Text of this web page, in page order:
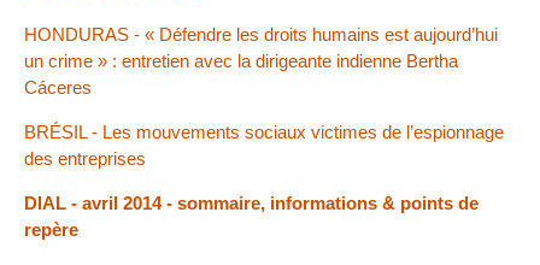
HONDURAS - « Défendre les droits humains est aujourd’hui
un crime » : entretien avec la dirigeante indienne Bertha
Cáceres
BRÉSIL - Les mouvements sociaux victimes de l’espionnage
des entreprises
DIAL - avril 2014 - sommaire, informations & points de
repère